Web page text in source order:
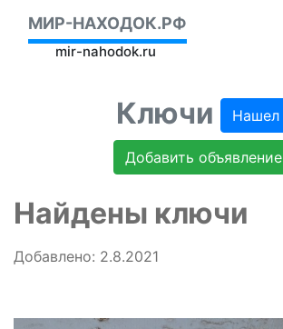
МИР-НАХОДОК.РФ
mir-nahodok.ru
Ключи Нашел
Добавить объявление
Найдены ключи
Добавлено: 2.8.2021